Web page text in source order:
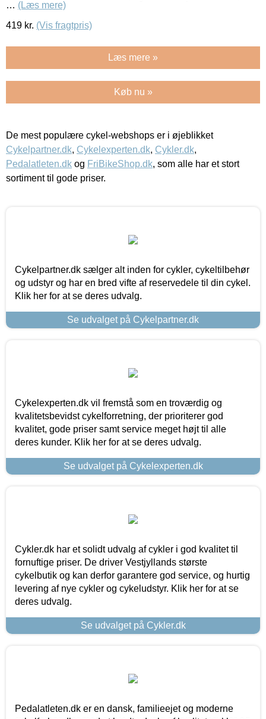
… (Læs mere)
419 kr. (Vis fragtpris)
Læs mere »
Køb nu »
De mest populære cykel-webshops er i øjeblikket
Cykelpartner.dk, Cykelexperten.dk, Cykler.dk,
Pedalatleten.dk og FriBikeShop.dk, som alle har et stort
sortiment til gode priser.
Cykelpartner.dk sælger alt inden for cykler, cykeltilbehør
og udstyr og har en bred vifte af reservedele til din cykel.
Klik her for at se deres udvalg.
Se udvalget på Cykelpartner.dk
Cykelexperten.dk vil fremstå som en troværdig og
kvalitetsbevidst cykelforretning, der prioriterer god
kvalitet, gode priser samt service meget højt til alle
deres kunder. Klik her for at se deres udvalg.
Se udvalget på Cykelexperten.dk
Cykler.dk har et solidt udvalg af cykler i god kvalitet til
fornuftige priser. De driver Vestjyllands største
cykelbutik og kan derfor garantere god service, og hurtig
levering af nye cykler og cykeludstyr. Klik her for at se
deres udvalg.
Se udvalget på Cykler.dk
Pedalatleten.dk er en dansk, familieejet og moderne